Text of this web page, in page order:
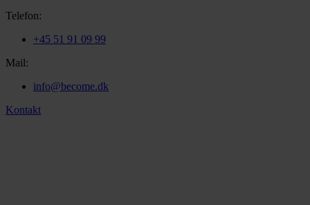
Telefon:
+45 51 91 09 99
Mail:
info@become.dk
Kontakt